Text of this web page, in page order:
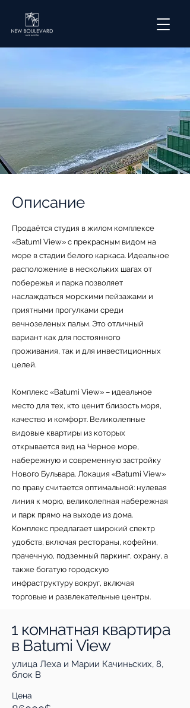
Описание
Продаётся студия в жилом комплексе
«BatumI View» с прекрасным видом на
море в стадии белого каркаса. Идеальное
расположение в нескольких шагах от
побережья и парка позволяет
наслаждаться морскими пейзажами и
приятными прогулками среди
вечнозеленых пальм. Это отличный
вариант как для постоянного
проживания, так и для инвестиционных
целей.
Комплекс «Batumi View» – идеальное
место для тех, кто ценит близость моря,
качество и комфорт. Великолепные
видовые квартиры из которых
открывается вид на Черное море,
набережную и современную застройку
Нового Бульвара. Локация «Ваtumi Viеw»
по праву считается оптимальной: нулевая
линия к морю, великолепная набережная
и парк прямо на выходе из дома.
Комплекс предлагает широкий спектр
удобств, включая рестораны, кофейни,
прачечную, подземный паркинг, охрану, а
также богатую городскую
инфраструктуру вокруг, включая
торговые и развлекательные центры.
1 комнатная квартира
в Batumi View
улица Леха и Марии Качиньских, 8,
блок B
Цена